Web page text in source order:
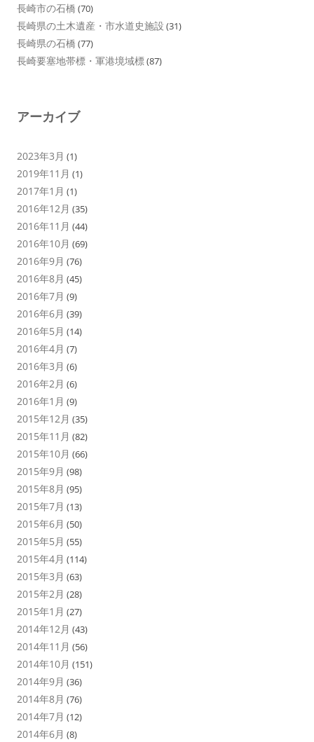
長崎市の石橋 (70)
長崎県の土木遺産・市水道史施設 (31)
長崎県の石橋 (77)
長崎要塞地帯標・軍港境域標(87)
アーカイブ
2023年3月 (1)
2019年11月 (1)
2017年1月 (1)
2016年12月 (35)
2016年11月 (44)
2016年10月 (69)
2016年9月 (76)
2016年8月 (45)
2016年7月 (9)
2016年6月 (39)
2016年5月 (14)
2016年4月 (7)
2016年3月 (6)
2016年2月 (6)
2016年1月 (9)
2015年12月 (35)
2015年11月 (82)
2015年10月 (66)
2015年9月 (98)
2015年8月 (95)
2015年7月 (13)
2015年6月 (50)
2015年5月 (55)
2015年4月 (114)
2015年3月 (63)
2015年2月 (28)
2015年1月 (27)
2014年12月 (43)
2014年11月 (56)
2014年10月 (151)
2014年9月 (36)
2014年8月 (76)
2014年7月 (12)
2014年6月 (8)